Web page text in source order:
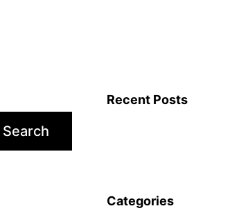
Search
Recent Posts
Categories